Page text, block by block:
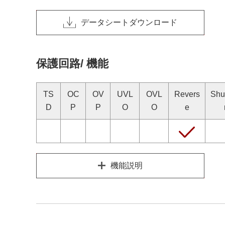
データシートダウンロード
保護回路/ 機能
TS
D
OC
P
OV
P
UVL
O
OVL
O
Revers
e
機能説明